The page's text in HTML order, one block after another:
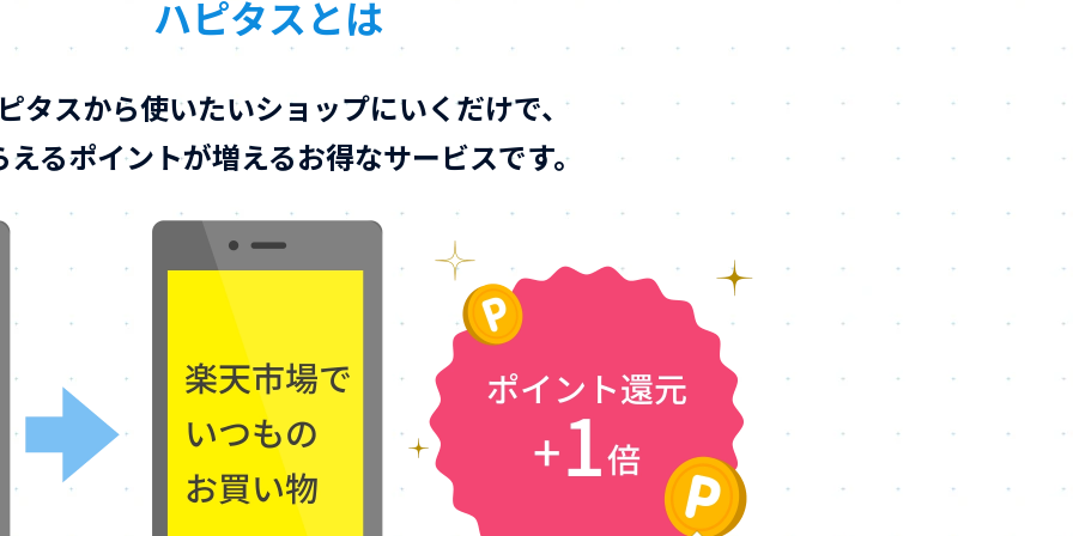
ハピタスとは
タスから使いたいショップにいくだけで、
えるポイントが増えるお得なサービスです。